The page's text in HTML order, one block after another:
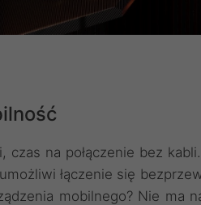
czas na połączenie bez
łączenie się
mobilnego? Nie ma